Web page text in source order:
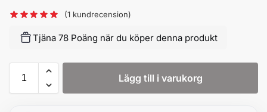
(1 kundrecension)
Tjäna 78 Poäng när du köper denna produkt
Lägg till i varukorg